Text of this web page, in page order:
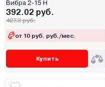
Вибра 2-15 Н
392.02 руб.
427.3 руб.
от 10 руб. руб./мес.
Купить